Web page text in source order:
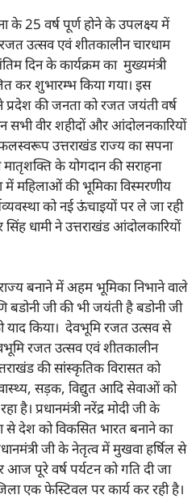
के 25 वर्ष पूर्ण होने के उपलक्ष्य में
उत्सव एवं शीतकालीन चारधाम
दिन के कार्यक्रम का मुख्यमंत्री
कर शुभारम्भ किया गया। इस
प्रदेश की जनता को रजत जयंती वर्ष
सभी वीर शहीदों और आंदोलनकारियों
उत्तराखंड राज्य का सपना
के योगदान की सराहना
में महिलाओं की भूमिका विस्मरणीय
को नई ऊंचाइयों पर ले जा रही
धामी ने उत्तराखंड आंदोलकारियों
बनाने में अहम भूमिका निभाने वाले
बडोनी जी की भी जयंती है बडोनी जी
किया। देवभूमि रजत उत्सव से
रजत उत्सव एवं शीतकालीन
की सांस्कृतिक विरासत को
सड़क, विद्युत आदि सेवाओं को
है। प्रधानमंत्री नरेंद्र मोदी जी के
देश को विकसित भारत बनाने का
जी के नेतृत्व में मुखवा हर्षिल से
आज पूरे वर्ष पर्यटन को गति दी जा
एक फेस्टिवल पर कार्य कर रही है।